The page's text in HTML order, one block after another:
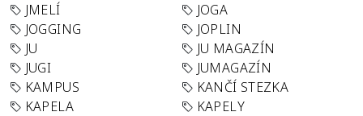
JMELÍ
JOGA
JOGGING
JOPLIN
JU
JU MAGAZÍN
JUGI
JUMAGAZÍN
KAMPUS
KANČÍ STEZKA
KAPELA
KAPELY